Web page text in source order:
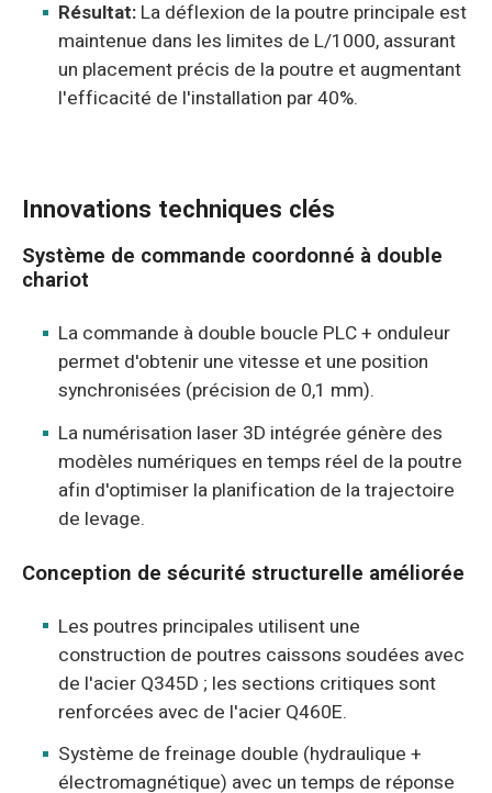
Résultat: La déflexion de la poutre principale est
maintenue dans les limites de L/1000, assurant
un placement précis de la poutre et augmentant
l'efficacité de l'installation par 40%.
Innovations techniques clés
Système de commande coordonné à double
chariot
La commande à double boucle PLC + onduleur
permet d'obtenir une vitesse et une position
synchronisées (précision de 0,1 mm).
La numérisation laser 3D intégrée génère des
modèles numériques en temps réel de la poutre
afin d'optimiser la planification de la trajectoire
de levage.
Conception de sécurité structurelle améliorée
Les poutres principales utilisent une
construction de poutres caissons soudées avec
de l'acier Q345D ; les sections critiques sont
renforcées avec de l'acier Q460E.
Système de freinage double (hydraulique +
électromagnétique) avec un temps de réponse